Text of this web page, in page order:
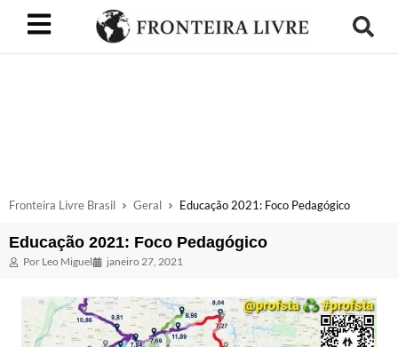
Fronteira Livre Brasil Geral Educação 2021: Foco Pedagógico
Educação 2021: Foco Pedagógico
Por Leo Miguel janeiro 27, 2021